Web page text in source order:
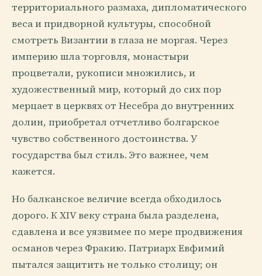
территориального размаха, дипломатического
веса и придворной культуры, способной
смотреть Византии в глаза не моргая. Через
империю шла торговля, монастыри
процветали, рукописи множились, и
художественный мир, который до сих пор
мерцает в церквях от Несебра до внутренних
долин, приобретал отчетливо болгарское
чувство собственного достоинства. У
государства был стиль. Это важнее, чем
кажется.
Но балканское величие всегда обходилось
дорого. К XIV веку страна была разделена,
сдавлена и все уязвимее по мере продвижения
османов через Фракию. Патриарх Евфимий
пытался защитить не только столицу; он